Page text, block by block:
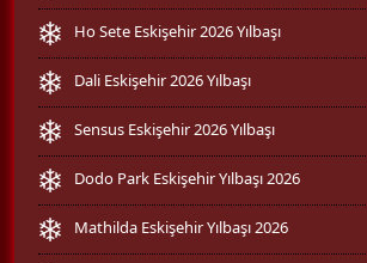
Ho Sete Eskişehir 2026 Yılbaşı
Dali Eskişehir 2026 Yılbaşı
Sensus Eskişehir 2026 Yılbaşı
Dodo Park Eskişehir Yılbaşı 2026
Mathilda Eskişehir Yılbaşı 2026